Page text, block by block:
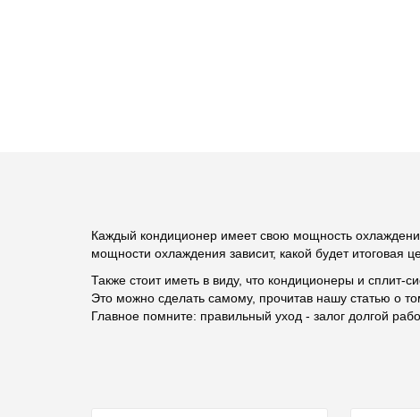
Каждый кондиционер имеет свою мощность
мощности охлаждения зависит, какой будет итоговая
Также стоит иметь в виду, что кондиционеры и сплит-
Это можно сделать самому, прочитав нашу статью о
Главное помните: правильный уход - залог долгой